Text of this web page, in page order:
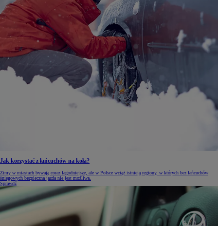
Jak korzystać z łańcuchów na koła?
Zimy w miastach bywają coraz łagodniejsze, ale w Polsce wciąż istnieją regiony, w których bez łańcuchów
śniegowych bezpieczna jazda nie jest możliwa.
Sprawdź